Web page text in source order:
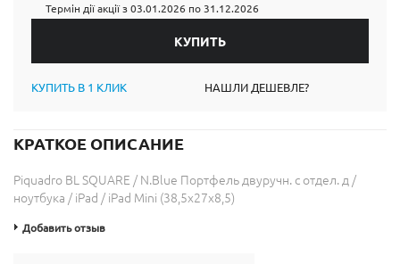
Термін дії акції з03.01.2026 по 31.12.2026
КУПИТЬ В 1 КЛИК НАШЛИ ДЕШЕВЛЕ?
КРАТКОЕ ОПИСАНИЕ
Piquadro BL SQUARE / N.Blue Портфель двуручн. с отдел. д /
ноутбука / iPad / iPad Mini (38,5x27x8,5)
Добавить отзыв